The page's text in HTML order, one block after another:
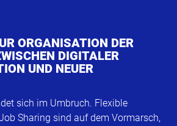
ORGANISATION DER
DIGITALER
UND NEUER
sich im Umbruch. Flexible
Sharing sind auf dem Vormarsch,